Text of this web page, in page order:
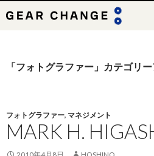
検
索
ン
キ
ッ
プ
「フォトグラファー」カテゴリ
フォトグラファー, マネジメント
MARK H.